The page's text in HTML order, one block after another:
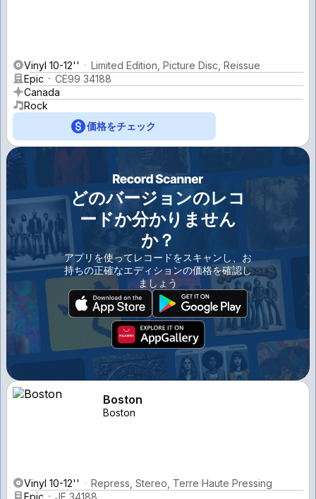
Vinyl 10-12''
Limited Edition, Picture Disc, Reissue
Epic
CE99 34188
Canada
Rock
価格をチェック
どのバージョンのレコ
ードか分かりません
か？
アプリを使ってレコードをスキャンし、お
持ちの正確なエディションの価格を確認し
ましょう
Boston
Boston
Vinyl 10-12''
Repress, Stereo, Terre Haute Pressing
Epic
JE 34188